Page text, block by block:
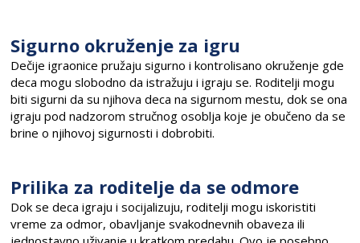
Sigurno okruženje za igru
Dečije igraonice pružaju sigurno i kontrolisano okruženje gde
deca mogu slobodno da istražuju i igraju se. Roditelji mogu
biti sigurni da su njihova deca na sigurnom mestu, dok se ona
igraju pod nadzorom stručnog osoblja koje je obučeno da se
brine o njihovoj sigurnosti i dobrobiti.
Prilika za roditelje da se odmore
Dok se deca igraju i socijalizuju, roditelji mogu iskoristiti
vreme za odmor, obavljanje svakodnevnih obaveza ili